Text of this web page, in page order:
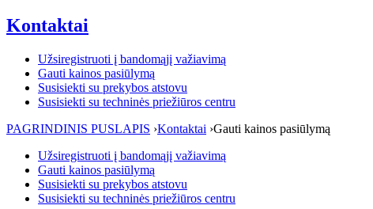
Kontaktai
Užsiregistruoti į bandomąjį važiavimą
Gauti kainos pasiūlymą
Susisiekti su prekybos atstovu
Susisiekti su techninės priežiūros centru
PAGRINDINIS PUSLAPIS ›Kontaktai ›Gauti kainos pasiūlymą
Užsiregistruoti į bandomąjį važiavimą
Gauti kainos pasiūlymą
Susisiekti su prekybos atstovu
Susisiekti su techninės priežiūros centru